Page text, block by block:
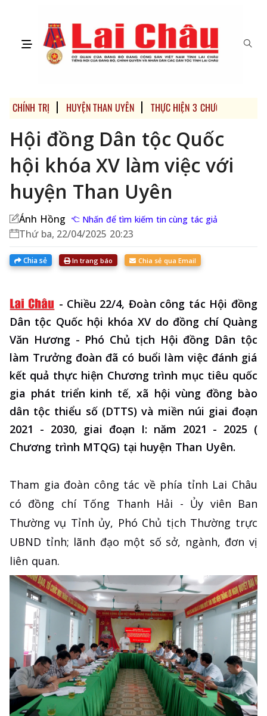
CHÍNH TRỊ HUYỆN THAN UYÊN THỰC HIỆN 3 CHƯƠNG TRÌNH
Hội đồng Dân tộc Quốc
hội khóa XV làm việc với
huyện Than Uyên
Ánh Hồng Nhấn để tìm kiếm tin cùng tác giả
Thứ ba, 22/04/2025 20:23
Chia sẻ In trang báo Chia sẻ qua Email
- Chiều 22/4, Đoàn công tác Hội đồng
Dân tộc Quốc hội khóa XV do đồng chí Quàng
Văn Hương - Phó Chủ tịch Hội đồng Dân tộc
làm Trưởng đoàn đã có buổi làm việc đánh giá
kết quả thực hiện Chương trình mục tiêu quốc
gia phát triển kinh tế, xã hội vùng đồng bào
dân tộc thiểu số (DTTS) và miền núi giai đoạn
2021 - 2030, giai đoạn I: năm 2021 - 2025 (
Chương trình MTQG) tại huyện Than Uyên.
Tham gia đoàn công tác về phía tỉnh Lai Châu
có đồng chí Tống Thanh Hải - Ủy viên Ban
Thường vụ Tỉnh ủy, Phó Chủ tịch Thường trực
UBND tỉnh; lãnh đạo một số sở, ngành, đơn vị
liên quan.